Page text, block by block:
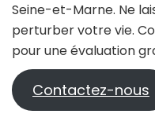
Seine-et-Marne. Ne
perturber votre vie.
pour une évaluation
Contactez-nous